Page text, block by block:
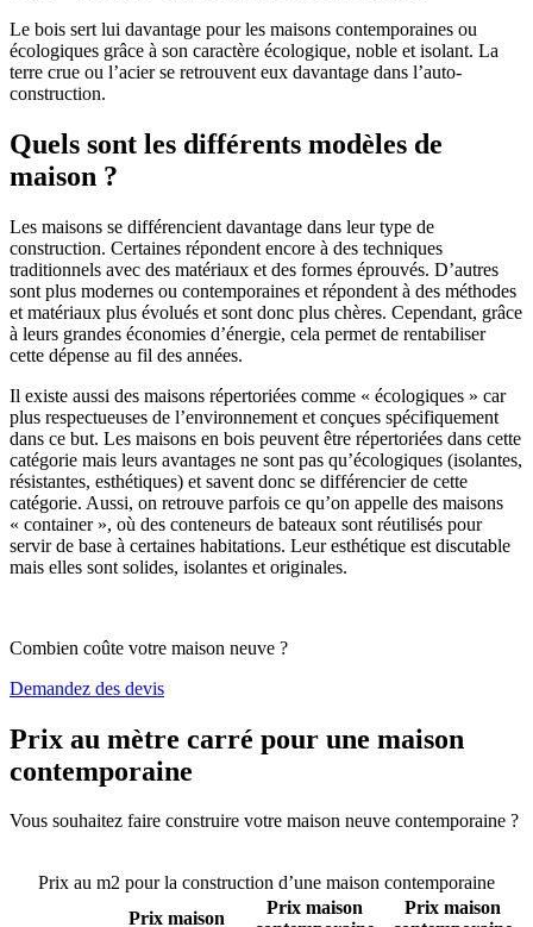
Le bois sert lui davantage pour les maisons contemporaines ou
écologiques grâce à son caractère écologique, noble et isolant. La
terre crue ou l’acier se retrouvent eux davantage dans l’auto-
construction.
Quels sont les différents modèles de
maison ?
Les maisons se différencient davantage dans leur type de
construction. Certaines répondent encore à des techniques
traditionnels avec des matériaux et des formes éprouvés. D’autres
sont plus modernes ou contemporaines et répondent à des méthodes
et matériaux plus évolués et sont donc plus chères. Cependant, grâce
à leurs grandes économies d’énergie, cela permet de rentabiliser
cette dépense au fil des années.
Il existe aussi des maisons répertoriées comme « écologiques » car
plus respectueuses de l’environnement et conçues spécifiquement
dans ce but. Les maisons en bois peuvent être répertoriées dans cette
catégorie mais leurs avantages ne sont pas qu’écologiques (isolantes,
résistantes, esthétiques) et savent donc se différencier de cette
catégorie. Aussi, on retrouve parfois ce qu’on appelle des maisons
« container », où des conteneurs de bateaux sont réutilisés pour
servir de base à certaines habitations. Leur esthétique est discutable
mais elles sont solides, isolantes et originales.
Combien coûte votre maison neuve ?
Demandez des devis
Prix au mètre carré pour une maison
contemporaine
Vous souhaitez faire construire votre maison neuve contemporaine ?
Prix au m2 pour la construction d’une maison contemporaine
Prix maison
Prix maison
Prix maison